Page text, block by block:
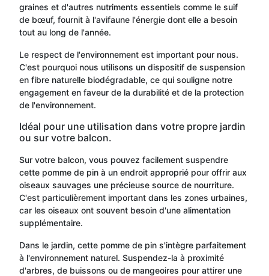
graines et d'autres nutriments essentiels comme le suif
de bœuf, fournit à l'avifaune l'énergie dont elle a besoin
tout au long de l'année.
Le respect de l'environnement est important pour nous.
C'est pourquoi nous utilisons un dispositif de suspension
en fibre naturelle biodégradable, ce qui souligne notre
engagement en faveur de la durabilité et de la protection
de l'environnement.
Idéal pour une utilisation dans votre propre jardin
ou sur votre balcon.
Sur votre balcon, vous pouvez facilement suspendre
cette pomme de pin à un endroit approprié pour offrir aux
oiseaux sauvages une précieuse source de nourriture.
C'est particulièrement important dans les zones urbaines,
car les oiseaux ont souvent besoin d'une alimentation
supplémentaire.
Dans le jardin, cette pomme de pin s'intègre parfaitement
à l'environnement naturel. Suspendez-la à proximité
d'arbres, de buissons ou de mangeoires pour attirer une